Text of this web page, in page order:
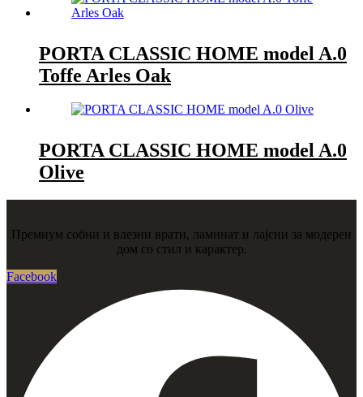
PORTA CLASSIC HOME model A.0
Toffe Arles Oak
PORTA CLASSIC HOME model A.0
Olive
Премиум собни и влезни врати, ламинат и лајсни за модерен
дом со стил и карактер.
Facebook